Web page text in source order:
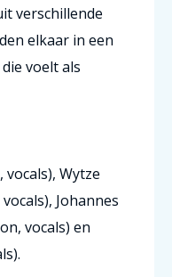
verschillende
elkaar in een
voelt als
Wytze
Johannes
vocals) en